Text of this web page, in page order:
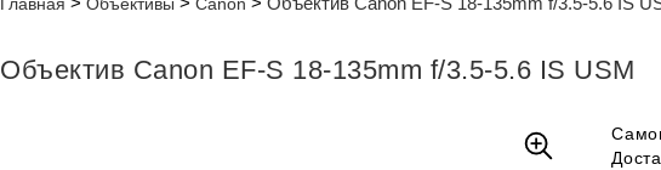
Главная Объективы Canon
Объектив Canon EF-S 18-135mm f/3.5-5.6 IS USM